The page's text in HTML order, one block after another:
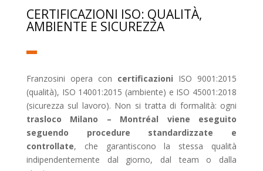
CERTIFICAZIONI ISO: QUALITÀ,
AMBIENTE E SICUREZZA
Franzosini opera con certificazioni ISO 9001:2015
(qualità), ISO 14001:2015 (ambiente) e ISO 45001:2018
(sicurezza sul lavoro). Non si tratta di formalità: ogni
trasloco Milano – Montréal viene eseguito
seguendo procedure standardizzate e
controllate, che garantiscono la stessa qualità
indipendentemente dal giorno, dal team o dalla